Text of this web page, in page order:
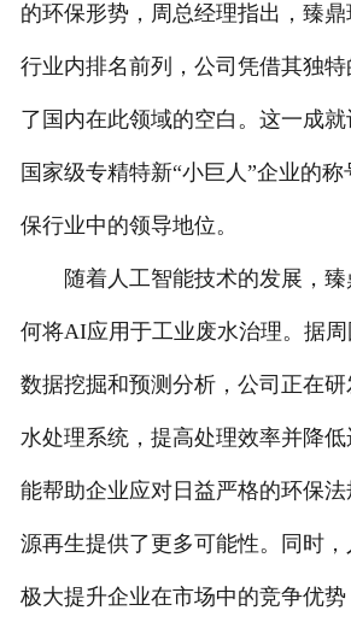
的环保形势，周总经理指出，臻
行业内排名前列，公司凭借其独
了国内在此领域的空白。这一成
国家级专精特新“小巨人”企业的
保行业中的领导地位。
随着人工智能技术的发展，臻
何将AI应用于工业废水治理。据
数据挖掘和预测分析，公司正在
水处理系统，提高处理效率并降
能帮助企业应对日益严格的环保
源再生提供了更多可能性。同时
极大提升企业在市场中的竞争优